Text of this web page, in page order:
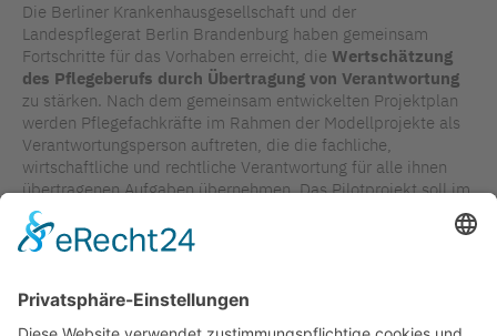
Die Berliner Krankenhausgesellschaft und der
Landespflegerat Berlin Brandenburg haben gemeinsam
Fortschritte für das Vorhaben erreicht, die Wertschätzung
des Pflegeberufs durch Übertragung von Verantwortung
zu stärken. Nach dem gemeinsam entwickelten Projektplan
werden Pflegefachkräfte im Rahmen der Modellprojekte als
Verantwortungsperson auftreten, die die fachliche,
wirtschaftliche und rechtliche Verantwortung für alle ihnen
übertragenen Aufgaben übernehmen. Das Pilotprojekt soll im
Bereich chronisches Wundmanagement zunächst mit
ausgewählten Einrichtungen erprobt werden. Die Partner
konkretisieren hierzu eine Projektbeschreibung und